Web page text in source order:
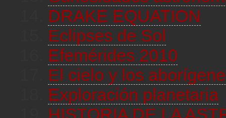
DRAKE EQUATION
Eclipses de Sol
Efemérides 2010
El cielo y los
Exploración planetaria
HISTORIA DE LA